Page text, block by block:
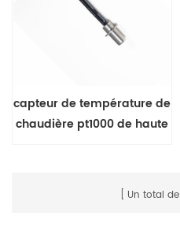
capteur de température de
chaudière pt1000 de haute
Un total de